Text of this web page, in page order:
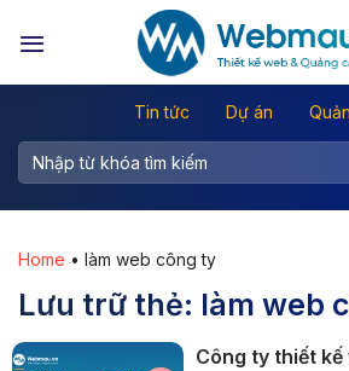
đến
Tin tức Dự án
Home • làm web công ty
Lưu trữ thẻ: làm web
Công ty thiết kế